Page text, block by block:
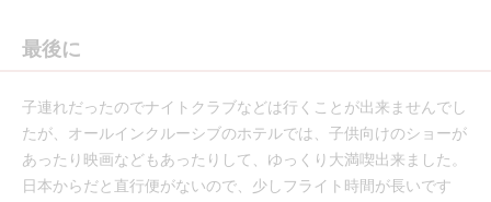
最後に
子連れだったのでナイトクラブなどは行くことが出来ませんでし
たが、オールインクルーシブのホテルでは、子供向けのショーが
あったり映画などもあったりして、ゆっくり大満喫出来ました。
日本からだと直行便がないので、少しフライト時間が長いです